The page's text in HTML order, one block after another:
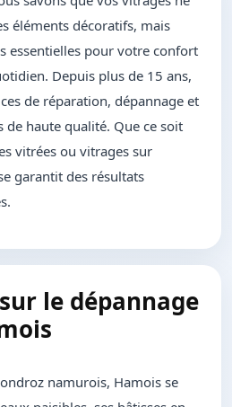
éléments décoratifs, mais
essentielles pour votre confort
Depuis plus de 15 ans,
de réparation, dépannage et
haute qualité. Que ce soit
vitrées ou vitrages sur
garantit des résultats
le dépannage
namurois, Hamois se